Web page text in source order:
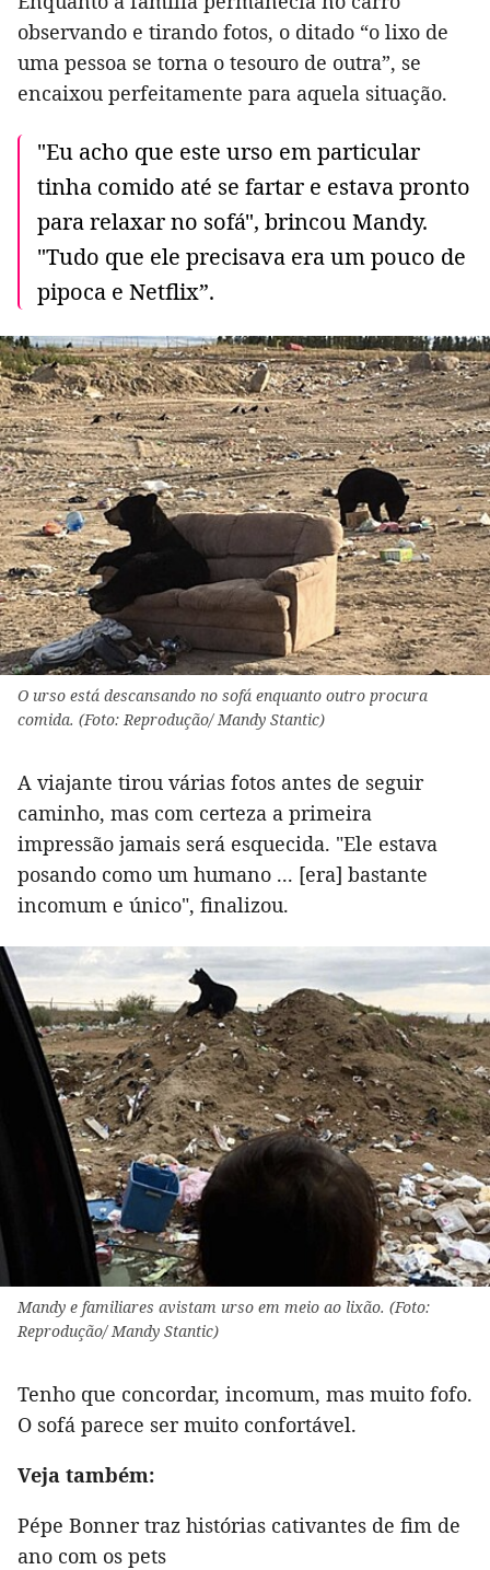
observando e tirando fotos, o ditado “o lixo de
uma pessoa se torna o tesouro de outra”, se
encaixou perfeitamente para aquela situação.
"Eu acho que este urso em particular
tinha comido até se fartar e estava pronto
para relaxar no sofá", brincou Mandy.
"Tudo que ele precisava era um pouco de
pipoca e Netflix”.
O urso está descansando no sofá enquanto outro procura
comida. (Foto: Reprodução/ Mandy Stantic)
A viajante tirou várias fotos antes de seguir
caminho, mas com certeza a primeira
impressão jamais será esquecida. "Ele estava
posando como um humano ... [era] bastante
incomum e único", finalizou.
Mandy e familiares avistam urso em meio ao lixão. (Foto:
Reprodução/ Mandy Stantic)
Tenho que concordar, incomum, mas muito fofo.
O sofá parece ser muito confortável.
Veja também:
Pépe Bonner traz histórias cativantes de fim de
ano com os pets